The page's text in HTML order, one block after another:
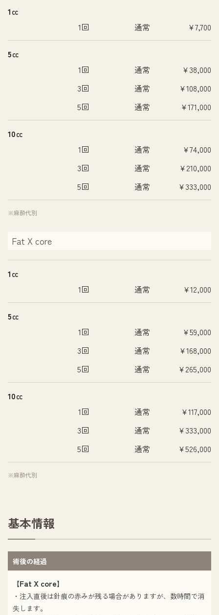
1㏄
1回
通常 ¥7,700
5㏄
1回
通常
¥38,000
3回
通常
¥108,000
5回
通常 ¥171,000
10㏄
1回
通常
¥74,000
3回
通常
¥210,000
5回
通常 ¥333,000
※麻酔代別
Fat X core
1㏄
1回
通常 ¥12,000
5㏄
1回
通常
¥59,000
3回
通常
¥168,000
5回
通常 ¥265,000
10㏄
1回
通常
¥117,000
3回
通常
¥333,000
5回
通常 ¥526,000
※麻酔代別
基本情報
術後の経過
【Fat X core】
・注入直後は針痕の赤みが残る場合がありますが、数時間で消
失します。